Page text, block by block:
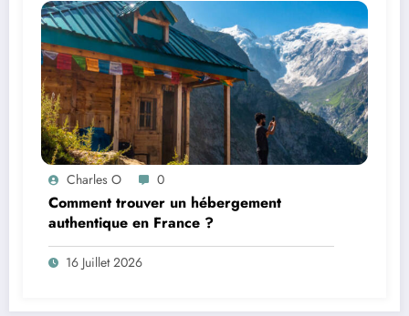
Charles O 0
Comment trouver un hébergement
authentique en France ?
16 Juillet 2026